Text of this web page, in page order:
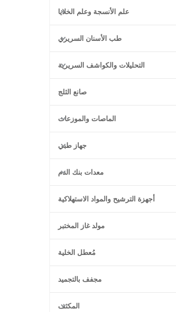
علم الأنسجة وعلم الخلايا
طب الأسنان السريري
التحليلات والكواشف السريرية
صانع الثلج
الماصات والموزعات
جهاز طبي
معدات بنك الدم
أجهزة الترشيح والمواد الاستهلاكية
مولد غاز المختبر
مُعطل الخلية
مجفف بالتجميد
المكثف